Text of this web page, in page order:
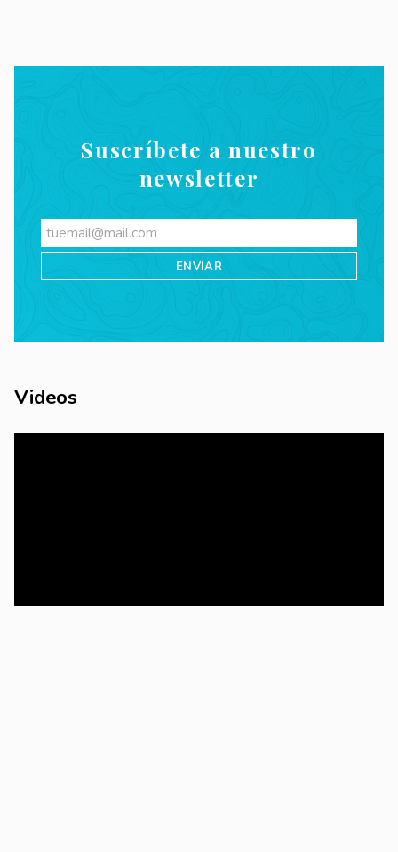
Suscríbete a nuestro
newsletter
Videos